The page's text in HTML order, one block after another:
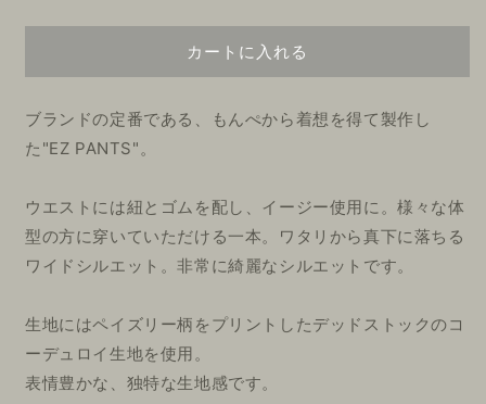
カートに入れる
ブランドの定番である、もんぺから着想を得て製作し
た"EZ PANTS"。
ウエストには紐とゴムを配し、イージー使用に。様々な体
型の方に穿いていただける一本。ワタリから真下に落ちる
ワイドシルエット。非常に綺麗なシルエットです。
生地にはペイズリー柄をプリントしたデッドストックのコ
ーデュロイ生地を使用。
表情豊かな、独特な生地感です。